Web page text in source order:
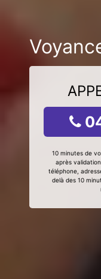
10 minutes de
après
téléphone,
delà des 10